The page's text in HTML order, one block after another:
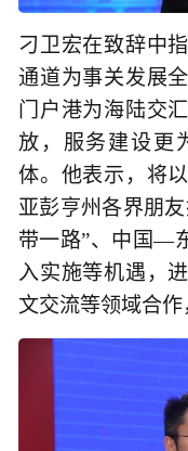
刁卫宏在致辞中
通道为事关发展
门户港为海陆交
放，服务建设更
体。他表示，将
亚彭亨州各界朋
带一路”、中国—
入实施等机遇，
文交流等领域合作